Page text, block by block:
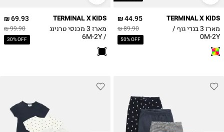
44.95 ₪
89.90 ₪
50% OFF
TERMINAL X KIDS
מארז 3 בגדי גוף /
0M-2Y
69.93 ₪
99.90 ₪
30% OFF
TERMINAL X KIDS
מארז 3 מכנסי טרנינג
/ 6M-2Y